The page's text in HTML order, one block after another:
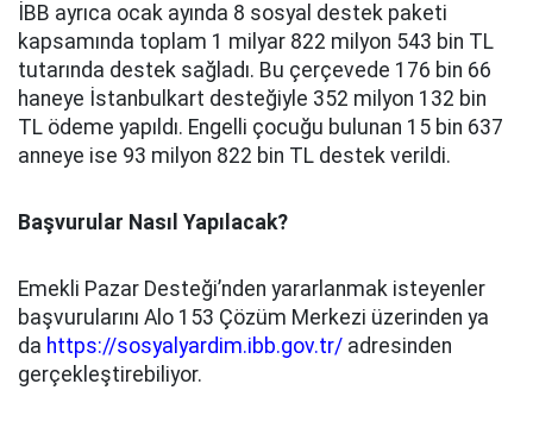
İBB ayrıca ocak ayında 8 sosyal destek paketi
kapsamında toplam 1 milyar 822 milyon 543 bin TL
tutarında destek sağladı. Bu çerçevede 176 bin 66
haneye İstanbulkart desteğiyle 352 milyon 132 bin
TL ödeme yapıldı. Engelli çocuğu bulunan 15 bin 637
anneye ise 93 milyon 822 bin TL destek verildi.
Başvurular Nasıl Yapılacak?
Emekli Pazar Desteği’nden yararlanmak isteyenler
başvurularını Alo 153 Çözüm Merkezi üzerinden ya
da https://sosyalyardim.ibb.gov.tr/ adresinden
gerçekleştirebiliyor.